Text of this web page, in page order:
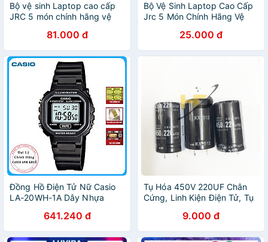
Bộ vệ sinh Laptop cao cấp
JRC 5 món chính hãng vệ
ảnh, Màn hình máy tính
81.000 đ
Bộ Vệ Sinh Laptop Cao Cấp
Jrc 5 Món Chính Hãng Vệ
Máy Ảnh, Màn Hình Máy
Tính
25.000 đ
Đồng Hồ Điện Tử Nữ Casio
LA-20WH-1A Dây Nhựa
641.240 đ
Tụ Hóa 450V 220UF Chân
Cứng, Linh Kiện Điện Tử, Tụ
9.000 đ